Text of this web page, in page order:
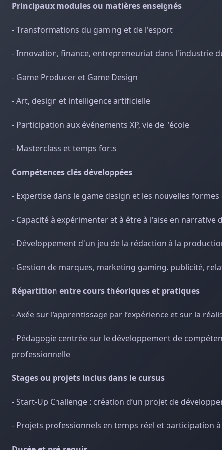
Principaux modules ou matières enseignés
- Transformations du gaming et de l'esport
- Innovation, finance, entrepreneuriat dans l'industrie
- Game Producer et Game Design
- Art, design et intelligence artificielle
- Participation aux événements XP, vie de l'école
- Masterclass et temps forts
Compétences clés développées
- Expertise dans le game design et les nouvelles
- Capacité à expérimenter et à être à l'aise en narrative
- Développement d'un jeu de la rédaction à la
- Gestion de marques, marketing gaming, publicité,
Répartition entre cours théoriques et pratiques
- Axée sur l’apprentissage par l’expérience et sur la
- Pédagogie centrée sur le développement de
professionnelle
Stages ou projets inclus dans le cursus
- Start-Up Challenge : création d’un projet de
- Projets professionnels en temps réel et participation